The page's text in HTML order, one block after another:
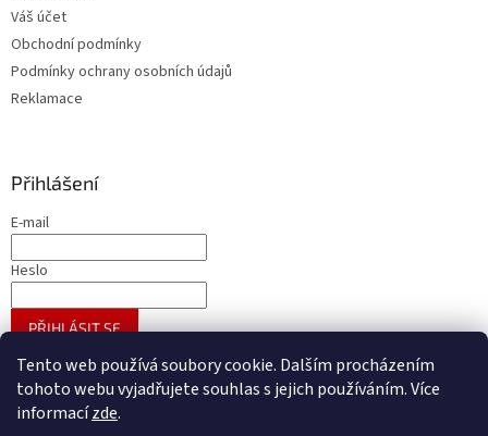
Tento web používá soubory cookie. Dalším procházením
tohoto webu vyjadřujete souhlas s jejich používáním. Více
informacízde.
Váš účet
Obchodní podmínky
Podmínky ochrany osobních údajů
Reklamace
Přihlášení
E-mail
Heslo
PŘIHLÁSIT SE
Nová registraceZapomenuté heslo